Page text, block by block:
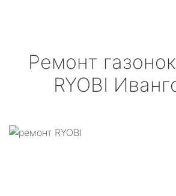
Ремонт
RYOBI